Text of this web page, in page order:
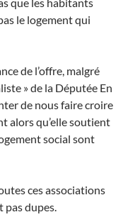
le logement qui
de l’offre, malgré
» de la Députée En
de nous faire croire
alors qu’elle soutient
social sont
ces associations
pas dupes.